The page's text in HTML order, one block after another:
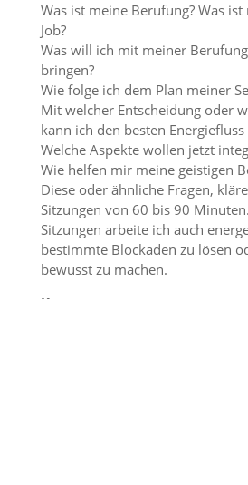
Was ist meine Berufung? Was
Job?
Was will ich mit meiner
bringen?
Wie folge ich dem Plan meiner
Mit welcher Entschei­dung oder
kann ich den besten
Welche Aspekte wollen jetzt
Wie helfen mir meine geistigen
Diese oder ähnliche Fragen,
Sitzungen von 60 bis 90
Sitzungen arbeite ich auch
bestimmte Blockaden zu lösen
bewusst zu machen.
Kosten: